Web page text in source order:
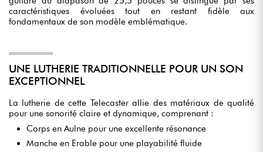
caractéristiques évoluées tout en restant fidèle aux
fondamentaux de son modèle emblématique.
UNE LUTHERIE TRADITIONNELLE POUR UN SON
EXCEPTIONNEL
La lutherie de cette Telecaster allie des matériaux de qualité
pour une sonorité claire et dynamique, comprenant :
Corps en Aulne pour une excellente résonance
Manche en Erable pour une playabilité fluide